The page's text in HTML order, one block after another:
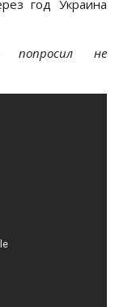
год Украина
попросил не